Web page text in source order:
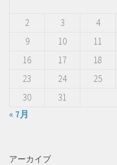
2
3 4
9
10 11
16
17 18
23
24 25
30
31
« 7月
アーカイブ